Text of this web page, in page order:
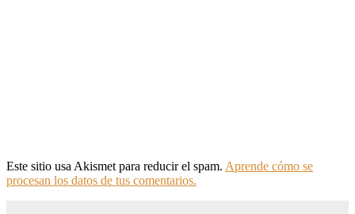
Este sitio usa Akismet para reducir el spam. Aprende cómo se
procesan los datos de tus comentarios.